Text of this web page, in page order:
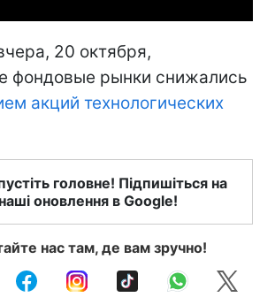
20 октября,
фондовые рынки снижались
акций технологических
головне! Підпишіться на
наші оновлення в Google!
нас там, де вам зручно!